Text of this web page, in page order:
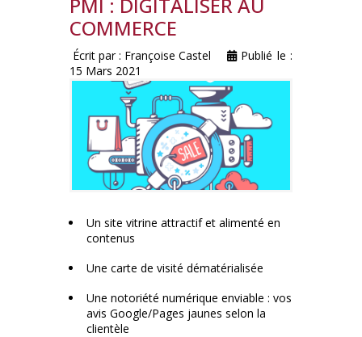
COMMERCE
Écrit par : Françoise Castel
Publié le :
15 Mars 2021
Un site vitrine attractif et alimenté en
contenus
Une carte de visité dématérialisée
Une notoriété numérique enviable : vos
avis Google/Pages jaunes selon la
clientèle